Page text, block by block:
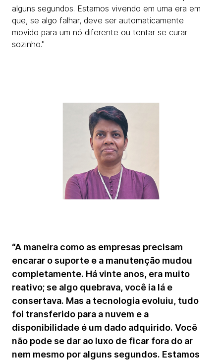
alguns segundos. Estamos vivendo em uma era em
que, se algo falhar, deve ser automaticamente
movido para um nó diferente ou tentar se curar
sozinho."
“A maneira como as empresas precisam
encarar o suporte e a manutenção mudou
completamente. Há vinte anos, era muito
reativo; se algo quebrava, você ia lá e
consertava. Mas a tecnologia evoluiu, tudo
foi transferido para a nuvem e a
disponibilidade é um dado adquirido. Você
não pode se dar ao luxo de ficar fora do ar
nem mesmo por alguns segundos. Estamos